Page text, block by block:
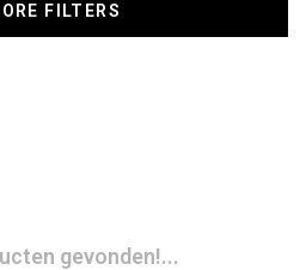
FILTERS
gevonden!...